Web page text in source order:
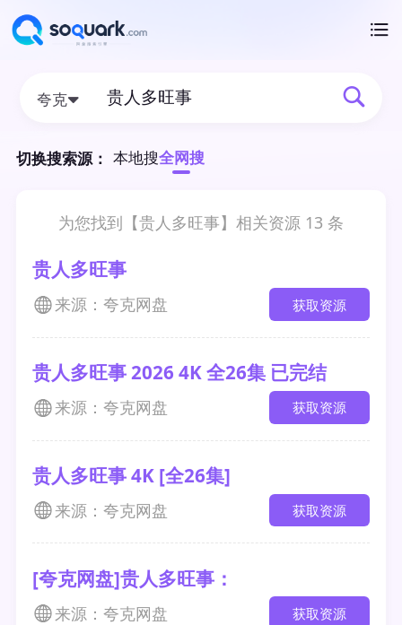
夸克
切换搜索源： 本地搜全网搜
为您找到【贵人多旺事】相关资源 13 条
贵人多旺事
来源：夸克网盘 获取资源
贵人多旺事 2026 4K 全26集 已完结
来源：夸克网盘 获取资源
贵人多旺事 4K [全26集]
来源：夸克网盘 获取资源
[夸克网盘]贵人多旺事：
来源：夸克网盘 获取资源